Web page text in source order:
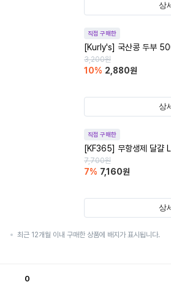
상
직접 구매한
[Kurly's] 국산콩 두부
3,200원
10% 2,880원
상
직접 구매한
[KF365] 무항생제 달걀
7,700원
7% 7,160원
상
최근 12개월 이내 구매한 상품에 배지가 표시됩니다.
0